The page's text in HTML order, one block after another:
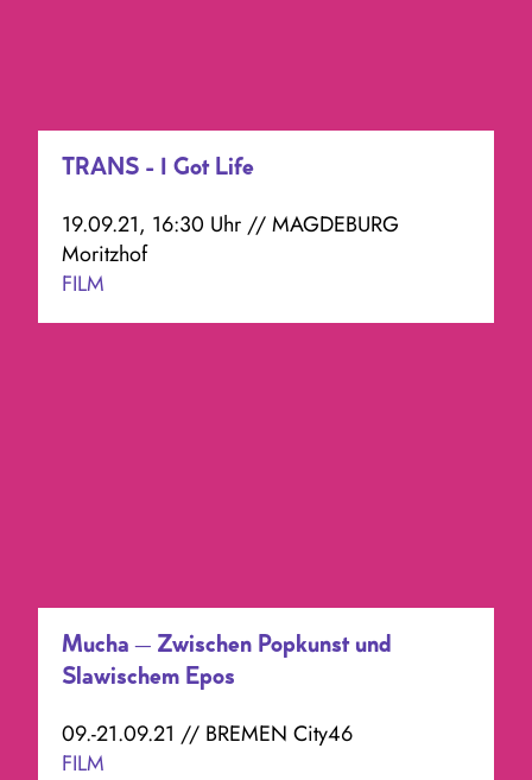
TRANS - I Got Life
19.09.21, 16:30 Uhr // MAGDEBURG
Moritzhof
FILM
Mucha – Zwischen Popkunst und
Slawischem Epos
09.-21.09.21 // BREMEN City46
FILM